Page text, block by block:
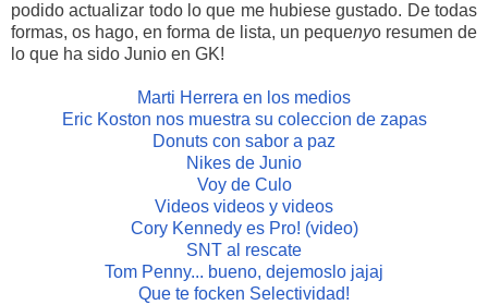
podido actualizar todo lo que me hubiese gustado. De todas
formas, os hago, en forma de lista, un pequenyo resumen de
lo que ha sido Junio en GK!
Marti Herrera en los medios
Eric Koston nos muestra su coleccion de zapas
Donuts con sabor a paz
Nikes de Junio
Voy de Culo
Videos videos y videos
Cory Kennedy es Pro! (video)
SNT al rescate
Tom Penny... bueno, dejemoslo jajaj
Que te focken Selectividad!